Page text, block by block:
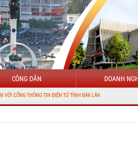
CÔNG DÂN DOANH
TIN ĐIỆN TỬ TỈNH ĐẮK LẮK